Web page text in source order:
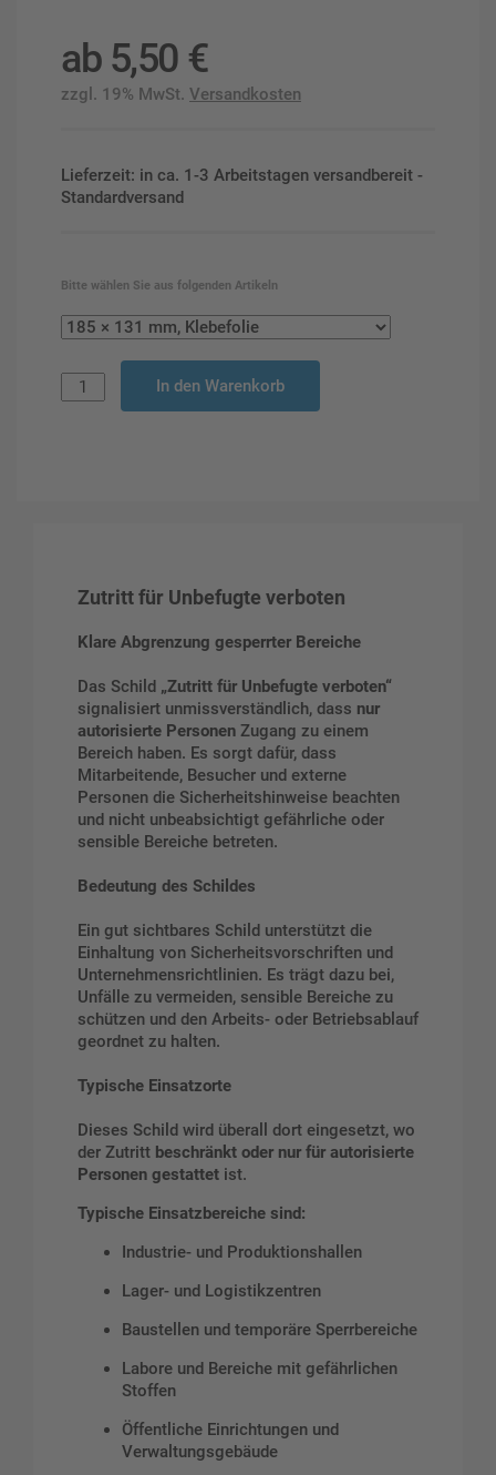
ab 5,50 €
zzgl. 19% MwSt. Versandkosten
Lieferzeit: in ca. 1-3 Arbeitstagen versandbereit -
Standardversand
Bitte wählen Sie aus folgenden Artikeln
In den Warenkorb
Zutritt für Unbefugte verboten
Klare Abgrenzung gesperrter Bereiche
Das Schild „Zutritt für Unbefugte verboten“
signalisiert unmissverständlich, dass nur
autorisierte Personen Zugang zu einem
Bereich haben. Es sorgt dafür, dass
Mitarbeitende, Besucher und externe
Personen die Sicherheitshinweise beachten
und nicht unbeabsichtigt gefährliche oder
sensible Bereiche betreten.
Bedeutung des Schildes
Ein gut sichtbares Schild unterstützt die
Einhaltung von Sicherheitsvorschriften und
Unternehmensrichtlinien. Es trägt dazu bei,
Unfälle zu vermeiden, sensible Bereiche zu
schützen und den Arbeits- oder Betriebsablauf
geordnet zu halten.
Typische Einsatzorte
Dieses Schild wird überall dort eingesetzt, wo
der Zutritt beschränkt oder nur für autorisierte
Personen gestattet ist.
Typische Einsatzbereiche sind:
Industrie- und Produktionshallen
Lager- und Logistikzentren
Baustellen und temporäre Sperrbereiche
Labore und Bereiche mit gefährlichen
Stoffen
Öffentliche Einrichtungen und
Verwaltungsgebäude